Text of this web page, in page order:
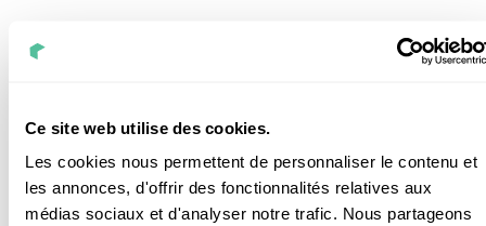
Ce site web utilise des cookies.
Les cookies nous permettent de personnaliser le contenu et
les annonces, d'offrir des fonctionnalités relatives aux
médias sociaux et d'analyser notre trafic. Nous partageons
Cas particulier : votre projet
Si vous prévoyez d'ajouter une IQ Battery 5P,
immédiatement ou ultérieurement,le calcul bascule
en faveur de l'IQ9N.